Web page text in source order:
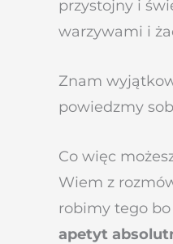
przystojny i
warzywami i
Znam
powiedzmy
Co więc
Wiem z
robimy tego bo
apetyt